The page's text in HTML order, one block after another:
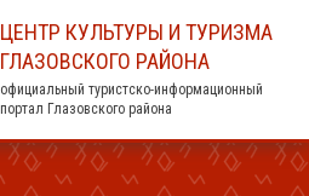
ЦЕНТР КУЛЬТУРЫ И ТУРИЗМА
ГЛАЗОВСКОГО РАЙОНА
официальный туристско-информационный
портал Глазовского района